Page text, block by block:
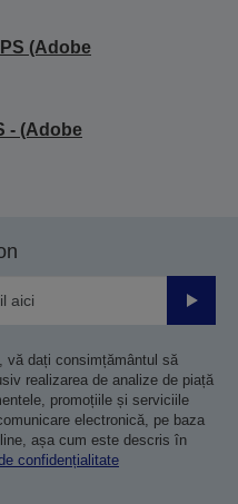
(Adobe
- (Adobe
vă dați consimțământul să
realizarea de analize de piață
promoțiile și serviciile
electronică, pe baza
așa cum este descris în
confidențialitate